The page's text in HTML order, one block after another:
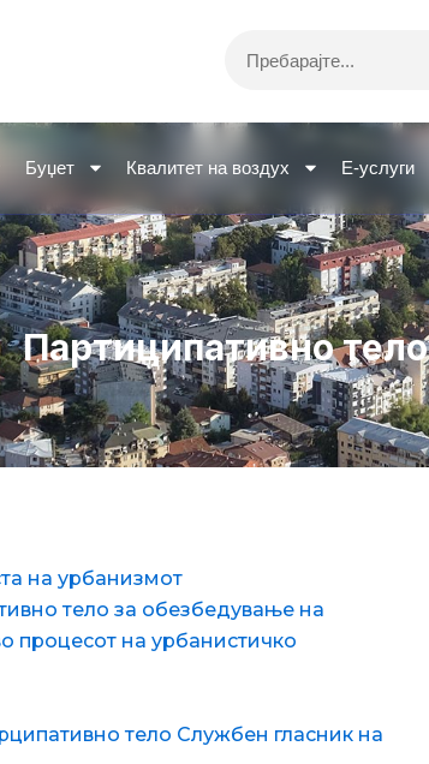
Буџет Квалитет на воздух Е-услуги
Партиципативно тело
на урбанизмот
тело за обезбедување на
процесот на урбанистичко
тело Службен гласник на